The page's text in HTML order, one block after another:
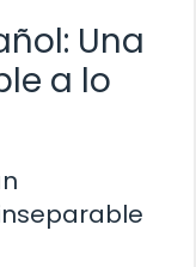
Una
a lo